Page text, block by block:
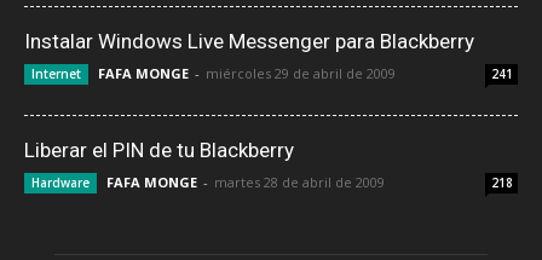
Instalar Windows Live Messenger para Blackberry
Internet FAFA MONGE - miércoles 29 de abril de 2009 241
Liberar el PIN de tu Blackberry
Hardware FAFA MONGE - martes 28 de abril de 2009 218